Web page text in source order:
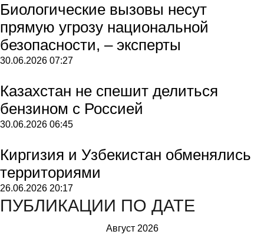
Биологические вызовы несут
прямую угрозу национальной
безопасности, – эксперты
30.06.2026 07:27
Казахстан не спешит делиться
бензином с Россией
30.06.2026 06:45
Киргизия и Узбекистан обменялись
территориями
26.06.2026 20:17
ПУБЛИКАЦИИ ПО ДАТЕ
Август 2026